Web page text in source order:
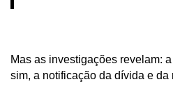
Mas as investigações revelam:
sim, a notificação da dívida e da